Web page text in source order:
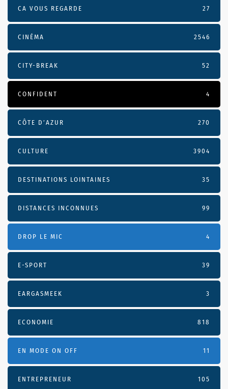
CA VOUS REGARDE 27
CINÉMA 2546
CITY-BREAK 52
CONFIDENT 4
CÔTE D’AZUR 270
CULTURE 3904
DESTINATIONS LOINTAINES 35
DISTANCES INCONNUES 99
DROP LE MIC 4
E-SPORT 39
EARGASMEEK 3
ECONOMIE 818
EN MODE ON OFF 11
ENTREPRENEUR 105